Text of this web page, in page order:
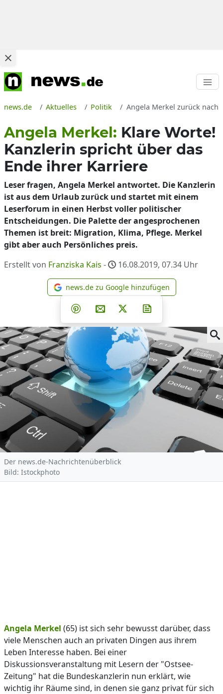
news.de Aktuelles Politik Angela Merkel zurück nach
Angela Merkel: Klare Worte!
Kanzlerin spricht über das
Ende ihrer Karriere
Leser fragen, Angela Merkel antwortet. Die Kanzlerin
ist aus dem Urlaub zurück und startet mit einem
Leserforum in einen Herbst voller politischer
Entscheidungen. Die Palette der angesprochenen
Themen ist breit: Migration, Klima, Pflege. Merkel
gibt aber auch Persönliches preis.
Erstellt von Franziska Kais - 16.08.2019, 07.34 Uhr
news.de zu Google
news.de zu Google hinzufügen
Teilen auf Facebook
Teilen auf Whatsapp
Teilen auf Telegram
Teilen auf Pinterest
Per E-Mail teilen
Post auf X
Der news.de-Nachrichtenüberblick
Bild: Istockphoto
Angela Merkel (65) ist sich sehr bewusst darüber, dass
viele Menschen auch an privaten Dingen aus ihrem
Leben Interesse haben. Bei einer
Diskussionsveranstaltung mit Lesern der "Ostsee-
Zeitung" hat die Bundeskanzlerin nun erklärt, wie
wichtig ihr Räume sind, in denen sie ganz privat für sich